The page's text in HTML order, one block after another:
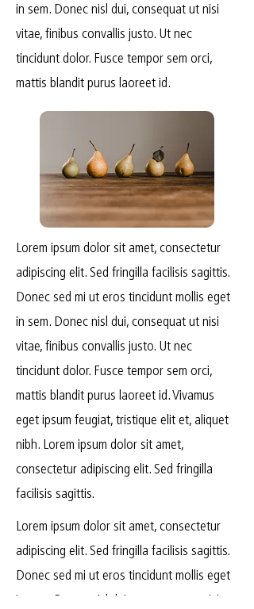
in sem. Donec nisl dui, consequat ut nisi
vitae, finibus convallis justo. Ut nec
tincidunt dolor. Fusce tempor sem orci,
mattis blandit purus laoreet id.
Lorem ipsum dolor sit amet, consectetur
adipiscing elit. Sed fringilla facilisis sagittis.
Donec sed mi ut eros tincidunt mollis eget
in sem. Donec nisl dui, consequat ut nisi
vitae, finibus convallis justo. Ut nec
tincidunt dolor. Fusce tempor sem orci,
mattis blandit purus laoreet id. Vivamus
eget ipsum feugiat, tristique elit et, aliquet
nibh. Lorem ipsum dolor sit amet,
consectetur adipiscing elit. Sed fringilla
facilisis sagittis.
Lorem ipsum dolor sit amet, consectetur
adipiscing elit. Sed fringilla facilisis sagittis.
Donec sed mi ut eros tincidunt mollis eget
in sem. Donec nisl dui, consequat ut nisi